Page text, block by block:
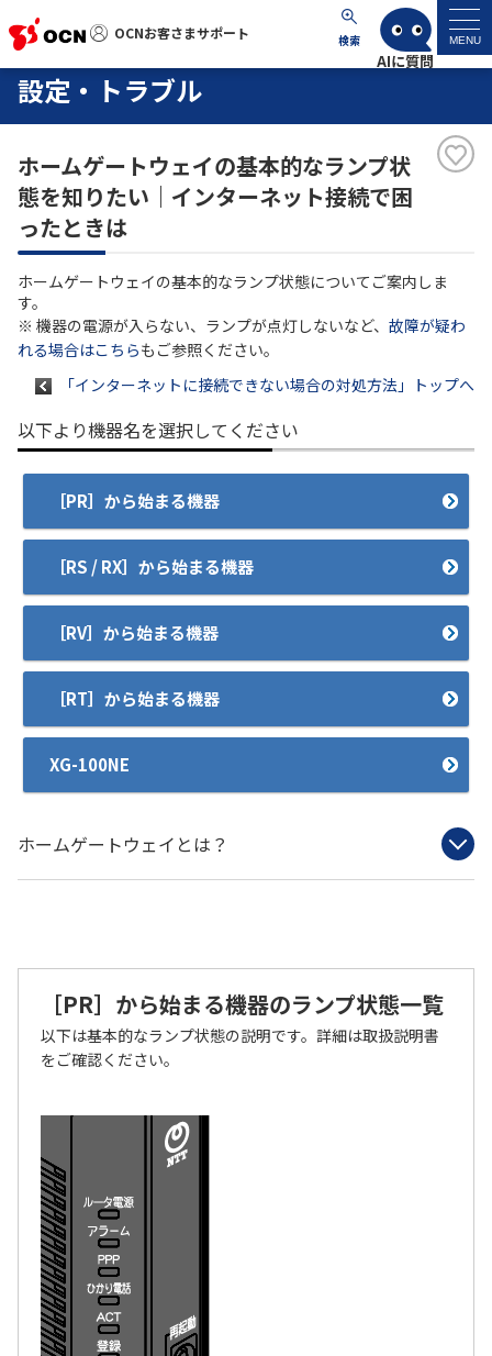
OCNお客さまサポート 検索 MENU
OCNお客さまサポート
サポートトップ
サービス名から探す
よくあるご質問
工事・故障情報
各種ダウンロード
お問い合わせ
履歴・お気に入り
お知らせ サポートサイトの使い方
NTTドコモビジネスのお客さ
まはこちら
工事・故障情報通知
サービス
OCN サービス一覧
設定・トラブル
ホームゲートウェイの基本的なランプ状
態を知りたい｜インターネット接続で困
ったときは
ホームゲートウェイの基本的なランプ状態についてご案内しま
す。
※ 機器の電源が入らない、ランプが点灯しないなど、 故障が疑わ
れる場合はこちらもご参照ください。
「インターネットに接続できない場合の対処方法」トップへ
以下より機器名を選択してください
［PR］から始まる機器
［RS / RX］から始まる機器
［RV］から始まる機器
［RT］から始まる機器
XG-100NE
ホームゲートウェイとは？
［PR］から始まる機器のランプ状態一覧
以下は基本的なランプ状態の説明です。詳細は取扱説明書
をご確認ください。